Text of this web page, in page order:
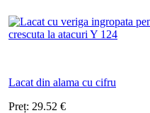
Lacat din alama cu cifru
Preț: 29.52 €